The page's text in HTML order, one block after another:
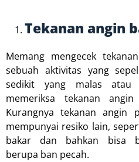
Tekanan angin
Memang mengecek
sebuah aktivitas yang
sedikit yang malas atau
memeriksa tekanan
Kurangnya tekanan angin
mempunyai resiko lain,
bakar dan bahkan bisa
berupa ban pecah.